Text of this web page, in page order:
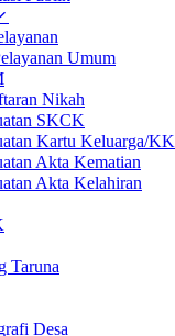
Umum
Nikah
SKCK
Kartu Keluarga/KK
Akta Kematian
Akta Kelahiran
Taruna
Desa